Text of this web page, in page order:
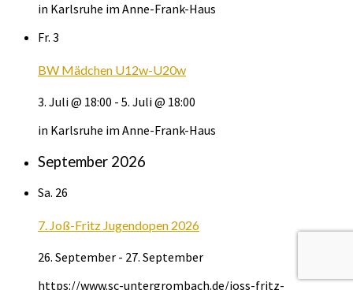
in Karlsruhe im Anne-Frank-Haus
Fr. 3
BW Mädchen U12w-U20w
3. Juli @ 18:00 - 5. Juli @ 18:00
in Karlsruhe im Anne-Frank-Haus
September 2026
Sa. 26
7. Joß-Fritz Jugendopen 2026
26. September - 27. September
https://www.sc-untergrombach.de/joss-fritz-